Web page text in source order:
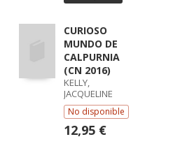
CURIOSO
MUNDO DE
CALPURNIA
(CN 2016)
KELLY,
JACQUELINE
No disponible
12,95 €